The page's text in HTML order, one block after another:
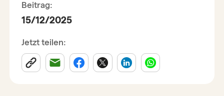
Beitrag:
15/12/2025
Jetzt teilen: